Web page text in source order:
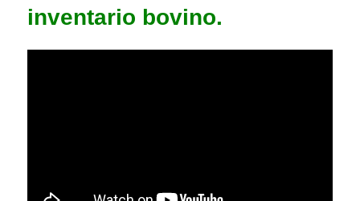
inventario bovino.